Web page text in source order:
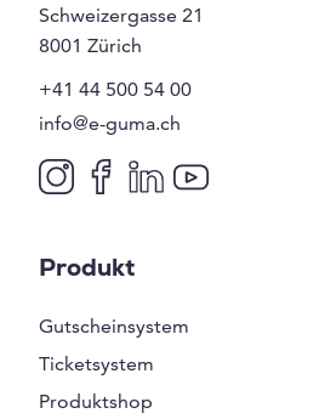
Schweizergasse 21
8001 Zürich
+41 44 500 54 00
info@e-guma.ch
Produkt
Gutscheinsystem
Ticketsystem
Produktshop